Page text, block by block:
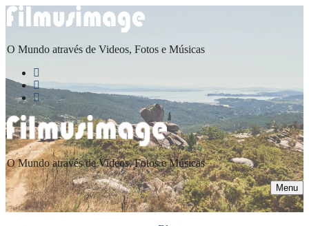
O Mundo através de Videos, Fotos e Músicas
O Mundo através de Videos, Fotos e Músicas
Menu